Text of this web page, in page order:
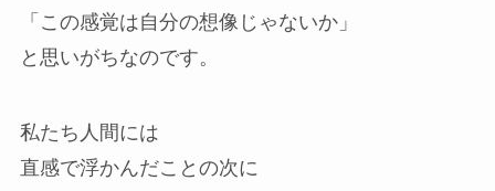
「この感覚は自分の想像じゃないか」
と思いがちなのです。
私たち人間には
直感で浮かんだことの次に